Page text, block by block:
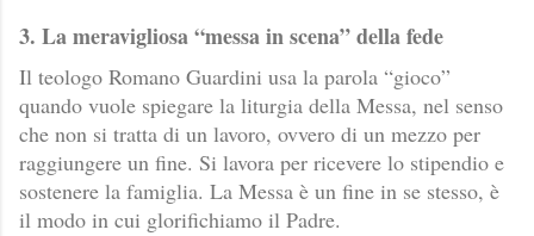
3. La meravigliosa “messa in scena” della fede
Il teologo Romano Guardini usa la parola “gioco”
quando vuole spiegare la liturgia della Messa, nel senso
che non si tratta di un lavoro, ovvero di un mezzo per
raggiungere un fine. Si lavora per ricevere lo stipendio e
sostenere la famiglia. La Messa è un fine in se stesso, è
il modo in cui glorifichiamo il Padre.